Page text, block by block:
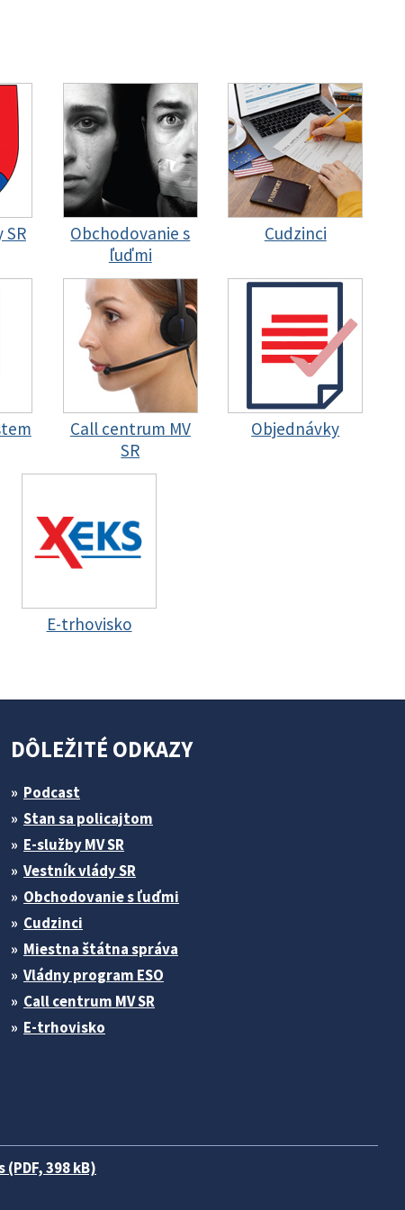
Obchodovanie s
ľuďmi
Cudzinci
Call centrum MV
SR
Objednávky
E-trhovisko
DÔLEŽITÉ ODKAZY
Podcast
Stan sa policajtom
E-služby MV SR
Vestník vlády SR
Obchodovanie s ľuďmi
Cudzinci
Miestna štátna správa
Vládny program ESO
Call centrum MV SR
E-trhovisko
398 kB)